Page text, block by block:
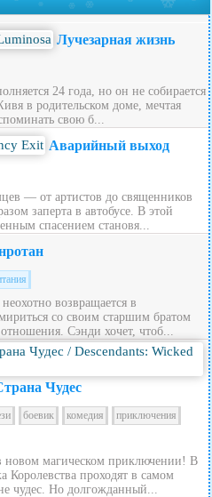
Лучезарная жизнь
24 года, но он не собирается
в родительском доме, мечтая
свою б...
Аварийный выход
— от артистов до священников
заперта в автобусе. В этой
спасением становя...
возвращается в
со своим старшим братом
Сэнди хочет, чтоб...
Чудес
боевик комедия
приключения
магическом приключении! В
Королевства проходят в самом
чудес. Но долгожданный...